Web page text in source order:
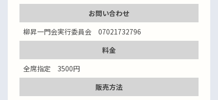
お問い合わせ
柳昇一門会実行委員会 07021732796
料金
全席指定 3500円
販売方法